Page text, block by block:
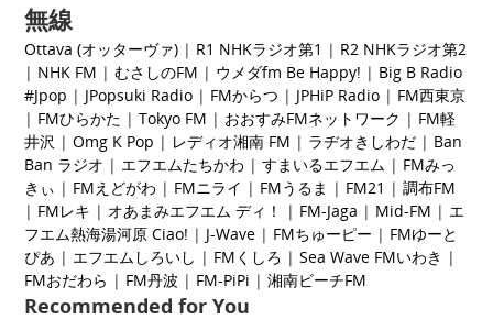
無線
Ottava (オッターヴァ) | R1 NHKラジオ第1 | R2 NHKラジオ第2
| NHK FM |むさしのFM | ウメダfm Be Happy! | Big B Radio
#Jpop | JPopsuki Radio | FMからつ | JPHiP Radio | FM西東京
| FMひらかた |Tokyo FM | おおすみFMネットワーク | FM軽
井沢 |Omg K Pop | レディオ湘南 FM | ラヂオきしわだ | Ban
Ban ラジオ | エフエムたちかわ |すまいるエフエム | FMみっ
きぃ | FMえどがわ | FMニライ | FMうるま | FM21 |調布FM
| FMレキ | オあまみエフエム ディ！ | FM-Jaga | Mid-FM | エ
フエム熱海湯河原 Ciao! | J-Wave | FMちゅーピー | FMゆーと
ぴあ | エフエムしろいし | FMくしろ |Sea Wave FMいわき |
FMおだわら | FM丹波 | FM-PiPi |湘南ビーチFM
Recommended for You